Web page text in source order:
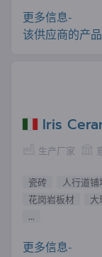
更多信息-
该供应商的产品
Iris
生产厂家
瓷砖 人行道铺
花岗岩板材
大
...
更多信息-